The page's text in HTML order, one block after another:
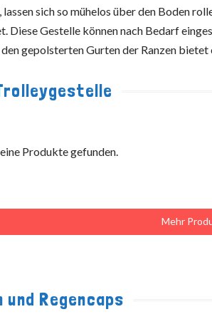
sich so mühelos über den Boden
Diese Gestelle können nach Bedarf
gepolsterten Gurten der Ranzen
Produkte gefunden.
Mehr
und Regencaps